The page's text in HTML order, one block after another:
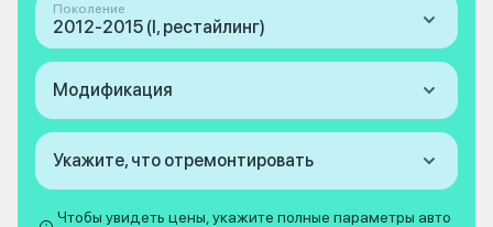
Поколение
2012-2015 (I, рестайлинг)
Модификация
Укажите, что отремонтировать
Чтобы увидеть цены, укажите полные параметры авто